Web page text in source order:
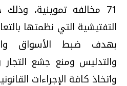
71 مخالفه تموينية،
التفتيشية التي نظمتها
بهدف ضبط الأسواق
والتدليس ومنع جشع التجار
واتخاذ كافة الإجراءات